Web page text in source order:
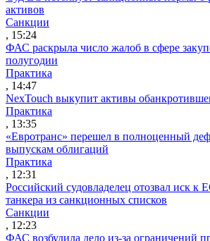
активов
Санкции
, 15:24
ФАС раскрыла число жалоб в сфере
полугодии
Практика
, 14:47
NexTouch выкупит активы
Практика
, 13:35
«Евротранс» перешел в полноценный
выпускам облигаций
Практика
, 12:31
Российский судовладелец отозвал иск к
танкера из санкционных списков
Санкции
, 12:23
ФАС возбудила дело из-за ограничений